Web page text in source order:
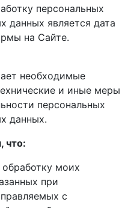
персональных
данных является дата
на Сайте.
необходимые
и иные меры
персональных
данных.
что:
моих
при
с